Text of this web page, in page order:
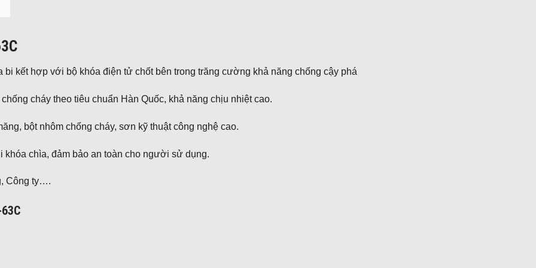
bi kết hợp với bộ khóa điện tử chốt bên trong trăng cường khả năng chống cậy phá
cháy theo tiêu chuẩn Hàn Quốc, khả năng chịu nhiệt cao.
bột nhôm chống cháy, sơn kỹ thuật công nghệ cao.
chìa, đảm bảo an toàn cho người sử dụng.
Công ty….